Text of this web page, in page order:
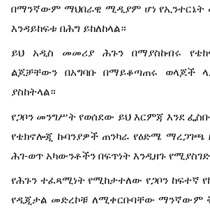
በማንኛውም ማህበራዊ ሚዲያም ሆነ የኢንተርኔት
እንዳይከፍቱ በሕግ ይከለከላል።
ይህ አዲስ መመሪያ ሕጉን በማያስከብሩ
ልጆቻቸውን በአግባቡ በማይቆጣጠሩ ወላጆች
ያስከትላል።
የጋቦን መንግሥት የወሰደው ይህ እርምጃ እንደ
የቴክኖሎጂ ኩባንያዎች ጠንካራ የዕድሜ ማረጋገጫ
ሕገ-ወጥ አካውንቶችን በፍጥነት እንዲዘጉ
የሕጉን ተፈጻሚነት የሚከታተለው የጋቦን ከፍተኛ
የዲጂታል መድረኮቹ ለሚቀርቡባቸው ማንኛውም